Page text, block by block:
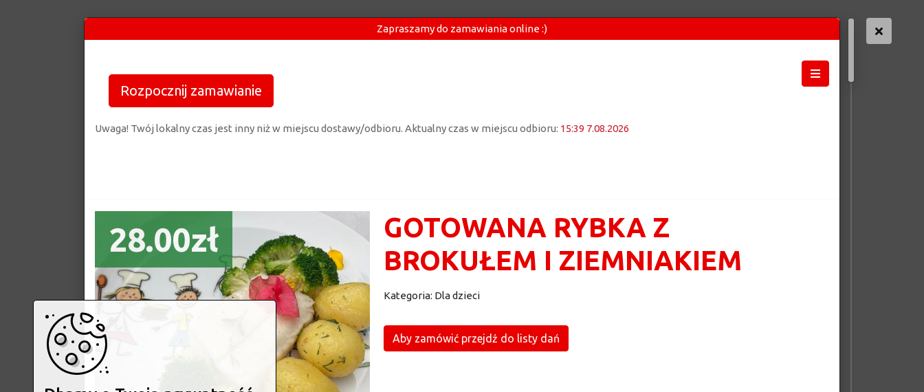
Zapraszamy do zamawiania online :)
Rozpocznij zamawianie
Uwaga! Twój lokalny czas jest inny niż w miejscu dostawy/odbioru. Aktualny czas w miejscu odbioru: 15:39 7.08.2026
28.00zł
GOTOWANA RYBKA Z
BROKUŁEM I ZIEMNIAKIEM
Kategoria: Dla dzieci
Aby zamówić przejdź do listy dań